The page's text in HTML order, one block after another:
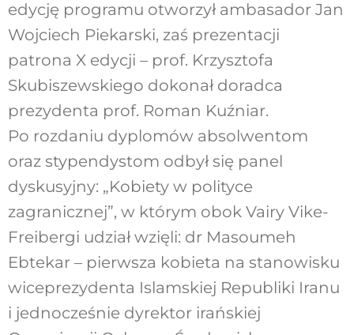
edycję programu otworzył ambasador Jan
Wojciech Piekarski, zaś prezentacji
patrona X edycji – prof. Krzysztofa
Skubiszewskiego dokonał doradca
prezydenta prof. Roman Kuźniar.
Po rozdaniu dyplomów absolwentom
oraz stypendystom odbył się panel
dyskusyjny: „Kobiety w polityce
zagranicznej”, w którym obok Vairy Vike-
Freibergi udział wzięli: dr Masoumeh
Ebtekar – pierwsza kobieta na stanowisku
wiceprezydenta Islamskiej Republiki Iranu
i jednocześnie dyrektor irańskiej